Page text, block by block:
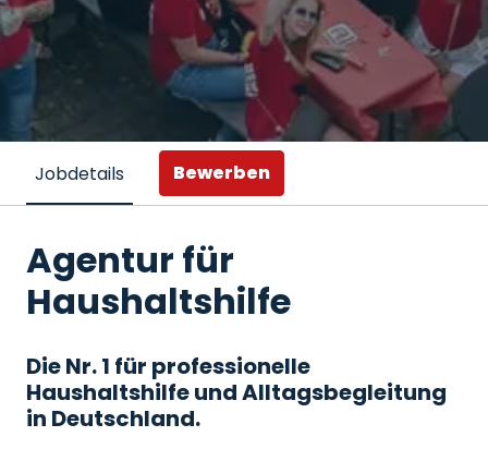
Jobdetails Bewerben
Agentur für
Haushaltshilfe
Die Nr. 1 für professionelle
Haushaltshilfe und Alltagsbegleitung
in Deutschland.